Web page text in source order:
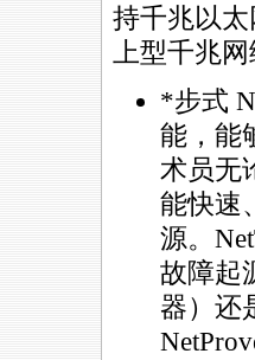
持千兆以
上型千兆
*步式
能，能
术员无
能快速
源。
故障起
器）还